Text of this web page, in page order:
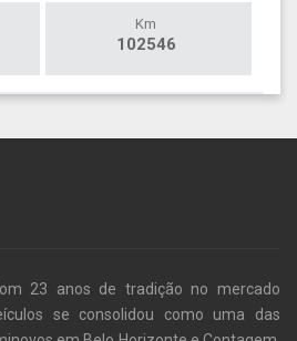
Km
102546
23 anos de tradição no mercado
se consolidou como uma das